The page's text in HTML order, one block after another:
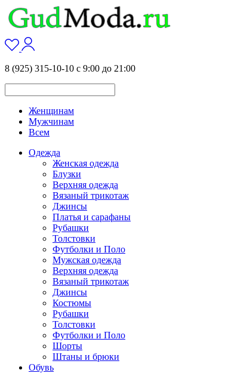
8 (925) 315-10-10 с 9:00 до 21:00
Женщинам
Мужчинам
Всем
Одежда
Женская одежда
Блузки
Верхняя одежда
Вязаный трикотаж
Джинсы
Платья и сарафаны
Рубашки
Толстовки
Футболки и Поло
Мужская одежда
Верхняя одежда
Вязаный трикотаж
Джинсы
Костюмы
Рубашки
Толстовки
Футболки и Поло
Шорты
Штаны и брюки
Обувь